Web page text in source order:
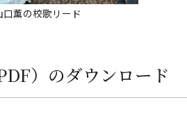
口薫の校歌リード
）のダウンロード